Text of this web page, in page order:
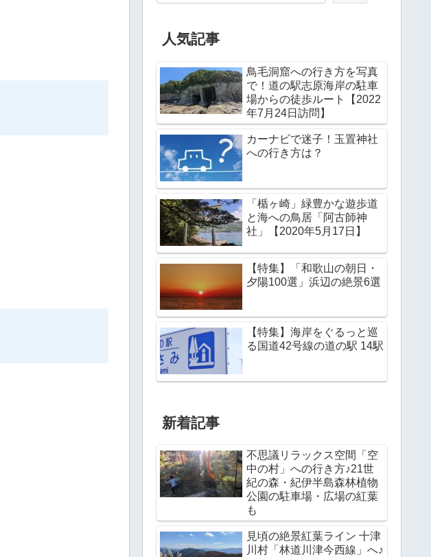
人気記事
鳥毛洞窟への行き方を写真
で！道の駅志原海岸の駐車
場からの徒歩ルート【2022
年7月24日訪問】
カーナビで迷子！玉置神社
への行き方は？
「楯ヶ崎」緑豊かな遊歩道
と海への鳥居「阿古師神
社」【2020年5月17日】
【特集】「和歌山の朝日・
夕陽100選」浜辺の絶景6選
【特集】海岸をぐるっと巡
る国道42号線の道の駅 14駅
新着記事
不思議リラックス空間「空
中の村」への行き方♪21世
紀の森・紀伊半島森林植物
公園の駐車場・広場の紅葉
も
見頃の絶景紅葉ライン 十津
川村「林道川津今西線」へ♪